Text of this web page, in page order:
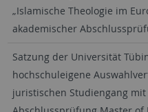
„Islamische Theologie im
akademischer
Satzung der Universität
hochschuleigene
juristischen Studiengang